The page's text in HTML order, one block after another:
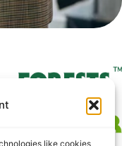
like cookies